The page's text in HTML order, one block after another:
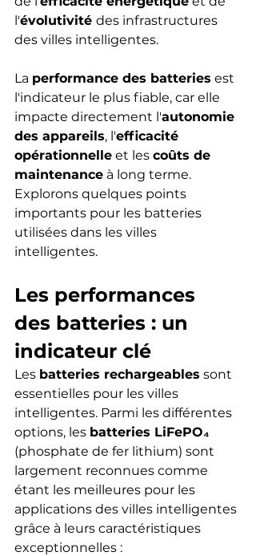
l'évolutivité des infrastructures
des villes intelligentes.
La performance des batteries est
l'indicateur le plus fiable, car elle
impacte directement l'autonomie
des appareils, l'efficacité
opérationnelle et les coûts de
maintenance à long terme.
Explorons quelques points
importants pour les batteries
utilisées dans les villes
intelligentes.
Les performances
des batteries : un
indicateur clé
Les batteries rechargeables sont
essentielles pour les villes
intelligentes. Parmi les différentes
options, les batteries LiFePO₄
(phosphate de fer lithium) sont
largement reconnues comme
étant les meilleures pour les
applications des villes intelligentes
grâce à leurs caractéristiques
exceptionnelles :